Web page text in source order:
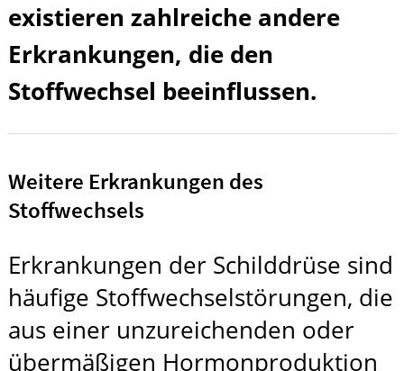
existieren zahlreiche andere
Erkrankungen, die den
Stoffwechsel beeinflussen.
Weitere Erkrankungen des
Stoffwechsels
Erkrankungen der Schilddrüse sind
häufige Stoffwechselstörungen, die
aus einer unzureichenden oder
übermäßigen Hormonproduktion